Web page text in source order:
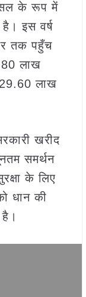
के रूप में
इस वर्ष
तक पहुँच
लाख
लाख
खरीद
समर्थन
के लिए
धान की